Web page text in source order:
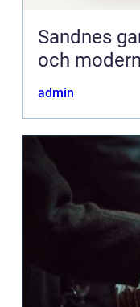
Sandnes garn kvalitet,
och
admin